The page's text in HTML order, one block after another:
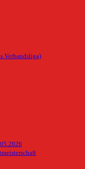
Verbandsliga)